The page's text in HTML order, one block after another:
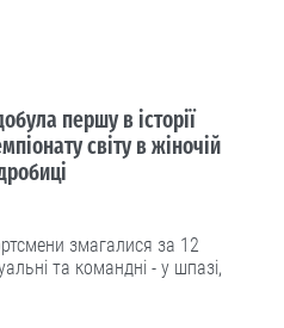
першу в історії
світу в жіночій
змагалися за 12
та командні - у шпазі,